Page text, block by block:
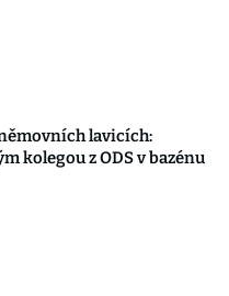
lavicích:
kolegou z ODS v bazénu